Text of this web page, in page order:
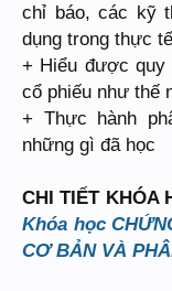
chỉ báo, các kỹ
dụng trong thực
+ Hiểu được
cổ phiếu như thế
+ Thực hành
những gì đã học
CHI TIẾT KHÓA
Khóa học
CƠ BẢN VÀ